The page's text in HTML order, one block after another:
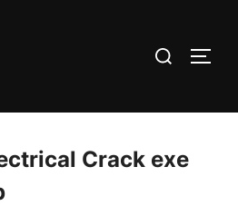
Rechercher :
Crack exe